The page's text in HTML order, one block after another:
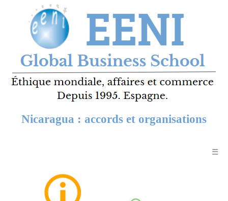
Nicaragua : accords et organisations
☰